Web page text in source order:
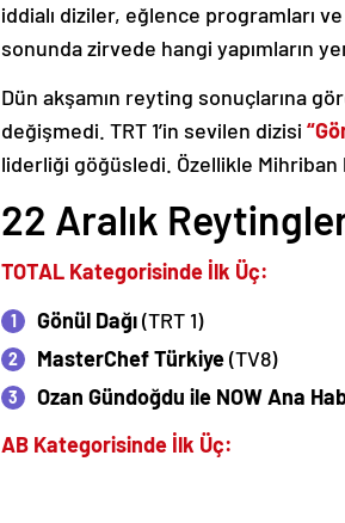
iddialı diziler, eğlence programları
sonunda zirvede hangi yapımların
Dün akşamın reyting sonuçlarına
değişmedi. TRT 1’in sevilen dizisi
liderliği göğüsledi. Özellikle
22 Aralık
TOTAL Kategorisinde İlk Üç:
Gönül Dağı(TRT 1)
MasterChef Türkiye(TV8)
Ozan Gündoğdu ile NOW Ana
AB Kategorisinde İlk Üç: